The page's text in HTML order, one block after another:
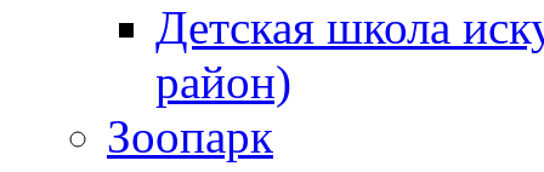
Детская школа
район)
Зоопарк